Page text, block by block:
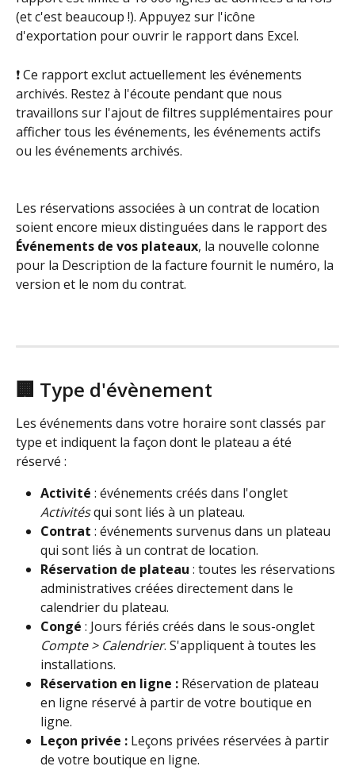
(et c'est beaucoup !). Appuyez sur l'icône
d'exportation pour ouvrir le rapport dans Excel.
❗ Ce rapport exclut actuellement les événements
archivés. Restez à l'écoute pendant que nous
travaillons sur l'ajout de filtres supplémentaires pour
afficher tous les événements, les événements actifs
ou les événements archivés.
Les réservations associées à un contrat de location
soient encore mieux distinguées dans le rapport des
Événements de vos plateaux, la nouvelle colonne
pour la Description de la facture fournit le numéro, la
version et le nom du contrat.
🏢 Type d'évènement
Les événements dans votre horaire sont classés par
type et indiquent la façon dont le plateau a été
réservé :
Activité : événements créés dans l'onglet
Activités qui sont liés à un plateau.
Contrat : événements survenus dans un plateau
qui sont liés à un contrat de location.
Réservation de plateau : toutes les réservations
administratives créées directement dans le
calendrier du plateau.
Congé : Jours fériés créés dans le sous-onglet
Compte > Calendrier. S'appliquent à toutes les
installations.
Réservation en ligne : Réservation de plateau
en ligne réservé à partir de votre boutique en
ligne.
Leçon privée : Leçons privées réservées à partir
de votre boutique en ligne.